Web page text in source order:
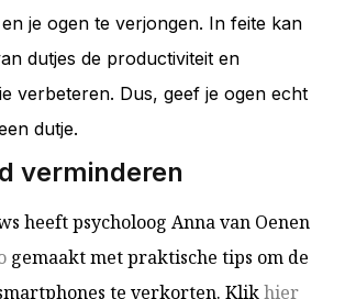
je ogen te verjongen. In feite kan
dutjes de productiviteit en
verbeteren. Dus, geef je ogen echt
dutje.
verminderen
heeft psycholoog Anna van Oenen
gemaakt met praktische tips om de
te verkorten. Klikhier